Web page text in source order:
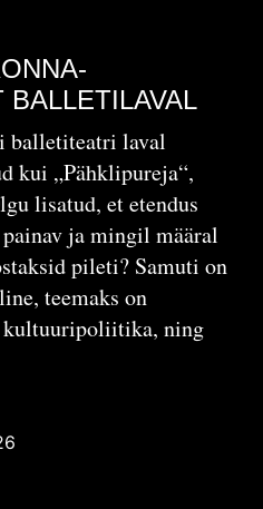
BALLETILAVAL
balletiteatri laval
kui „Pähklipureja“,
lisatud, et etendus
ja mingil määral
pileti? Samuti on
teemaks on
kultuuripoliitika, ning